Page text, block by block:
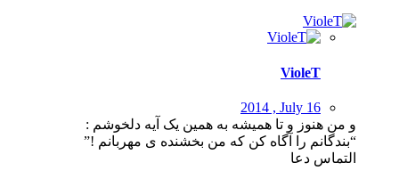
VioleT
2014 , July 16
و من هنوز و تا همیشه به همین یک آیه دلخوشم :
“بندگانم را آگاه کن که من بخشنده ی مهربانم !”
التماس دعا